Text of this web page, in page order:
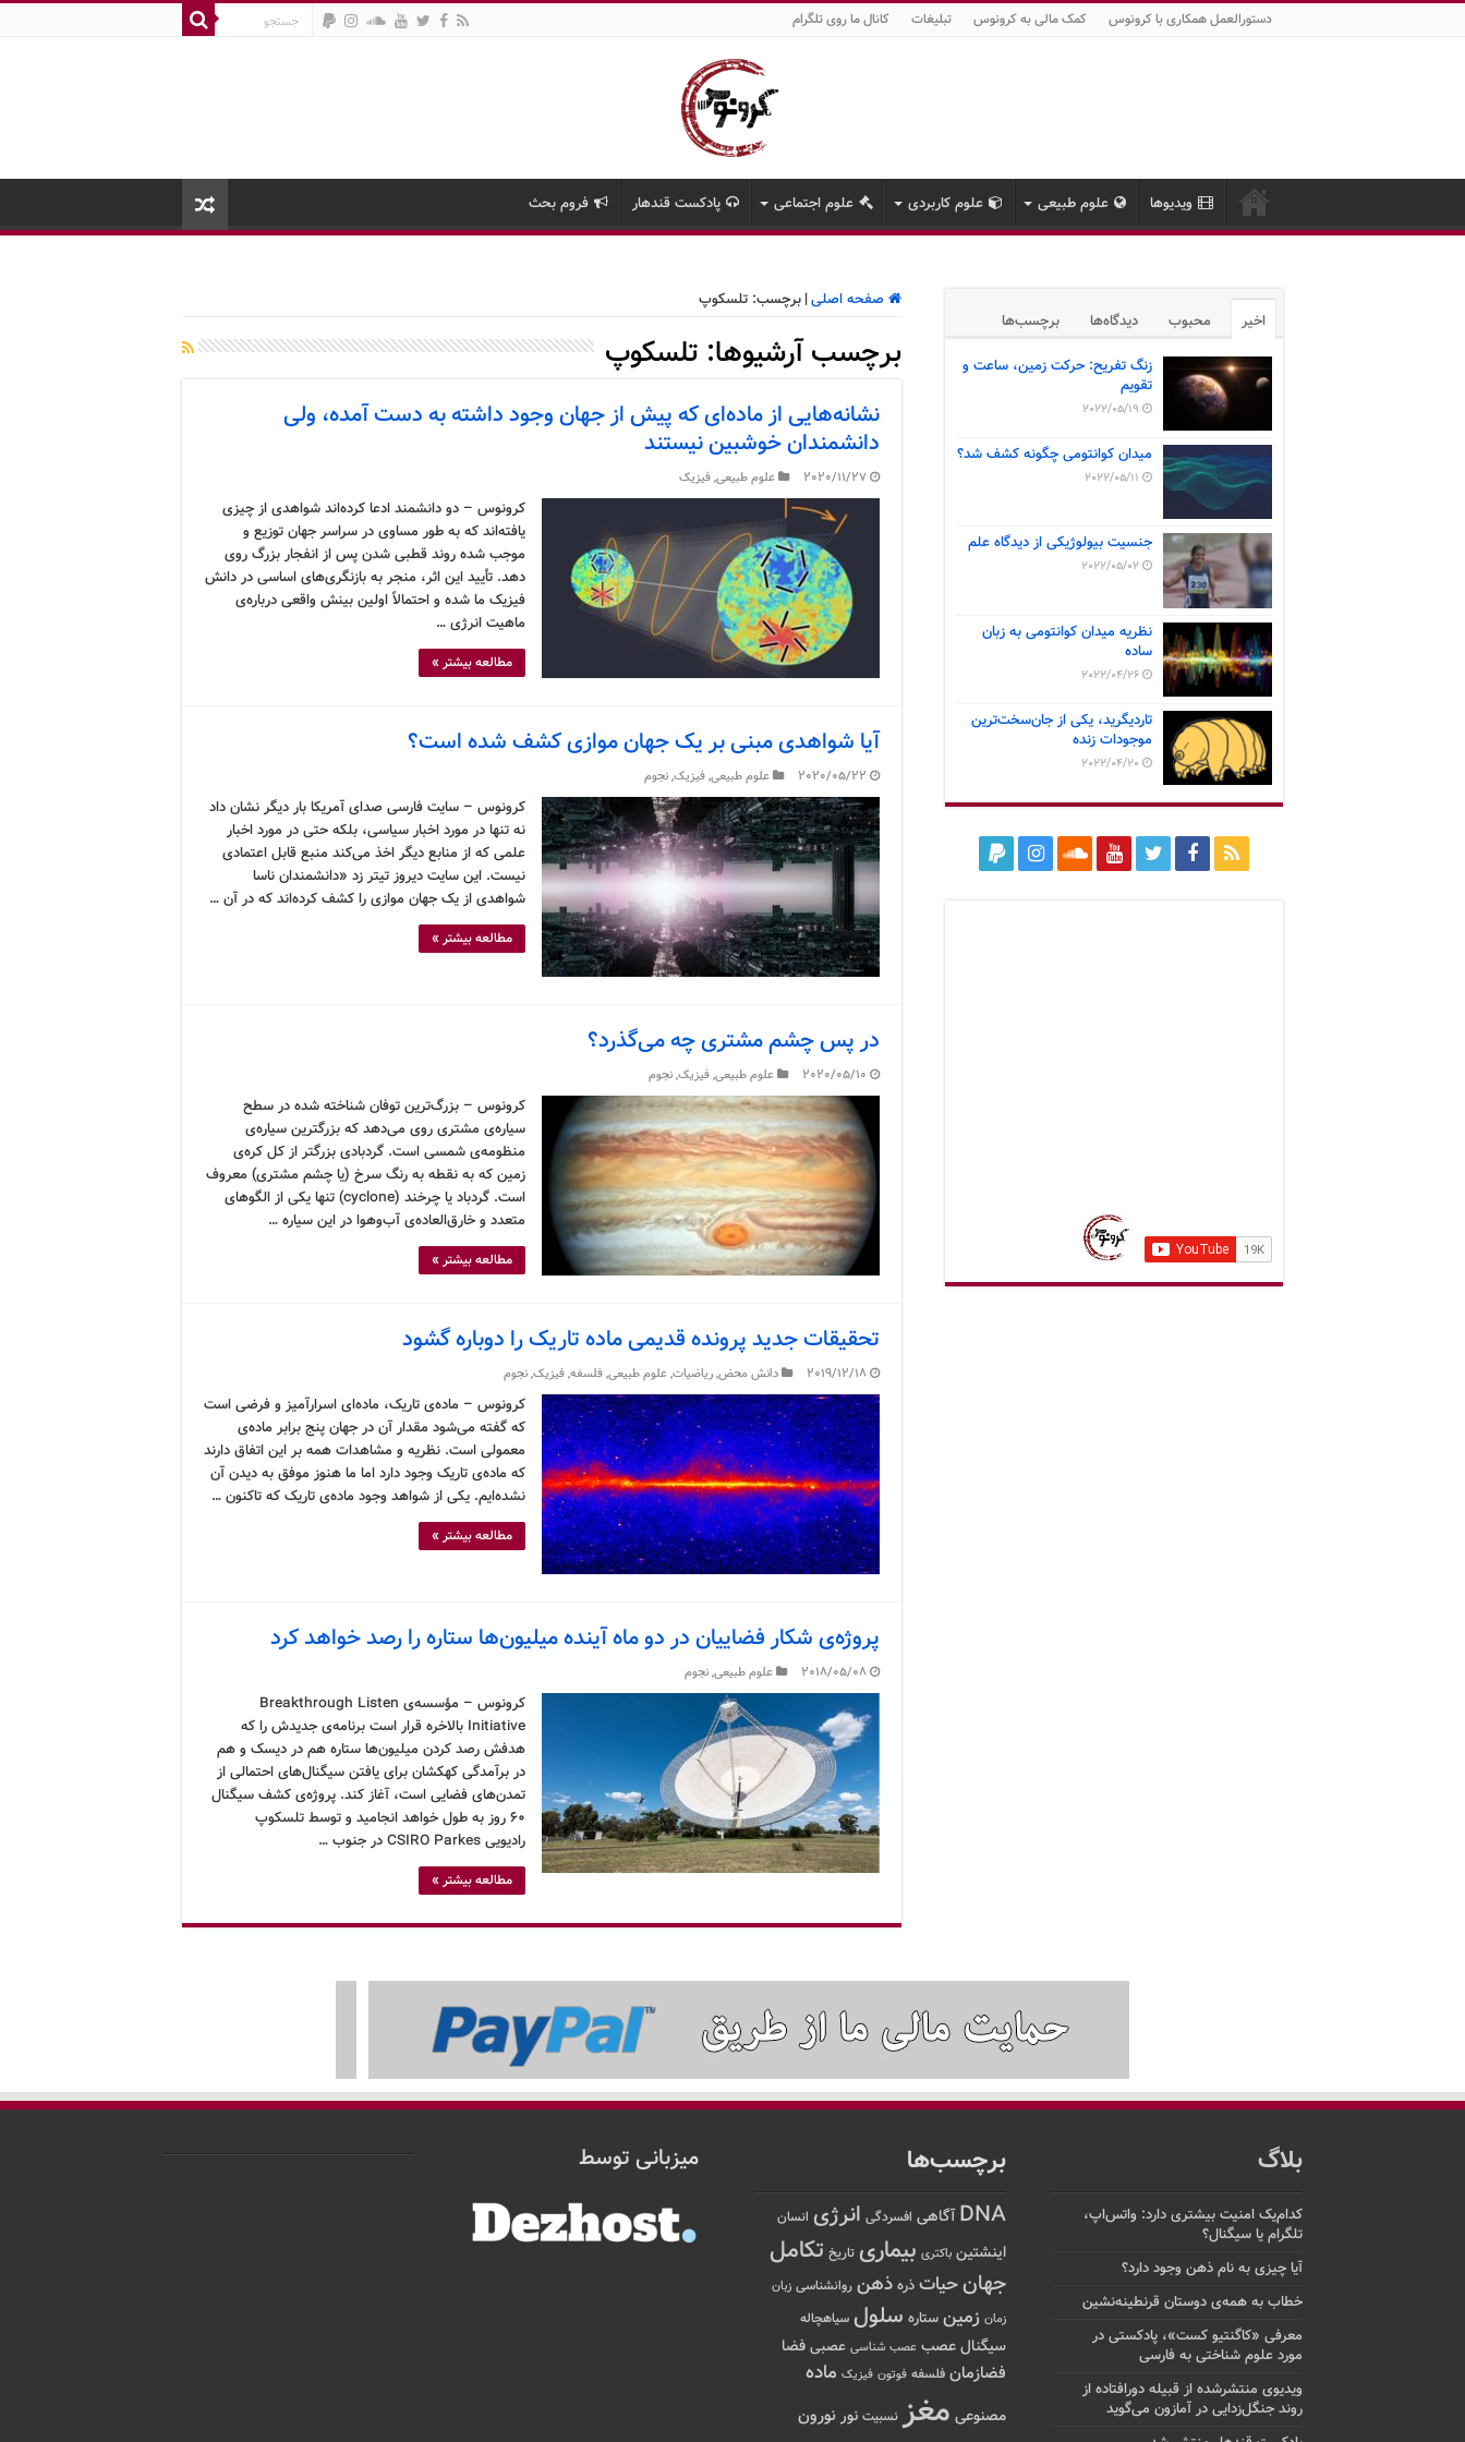
دستورالعمل همکاری با کرونوس کمک مالی به کرونوس تبلیغات کانال ما روی تلگرام
ویدیوها علوم طبیعی علوم کاربردی علوم اجتماعی پادکست قندهار فروم بحث
صفحه اصلی| برچسب: تلسکوپ
برچسب آرشیوها: تلسکوپ
نشانه‌هایی از ماده‌ای که پیش از جهان وجود داشته به دست آمده، ولی
دانشمندان خوشبین نیستند
2020/11/27 علوم طبیعی,فیزیک
کرونوس – دو دانشمند ادعا کرده‌اند شواهدی از چیزی
یافته‌اند که به طور مساوی در سراسر جهان توزیع و
موجب شده روند قطبی شدن پس از انفجار بزرگ روی
دهد. تأیید این اثر، منجر به بازنگری‌های اساسی در دانش
فیزیک ما شده و احتمالاً اولین بینش واقعی درباره‌ی
ماهیت انرژی …
مطالعه بیشتر »
آیا شواهدی مبنی بر یک جهان موازی کشف شده است؟
2020/05/22 علوم طبیعی,فیزیک,نجوم
کرونوس – سایت فارسی صدای آمریکا بار دیگر نشان داد
نه تنها در مورد اخبار سیاسی، بلکه حتی در مورد اخبار
علمی که از منابع دیگر اخذ می‌کند منبع قابل اعتمادی
نیست. این سایت دیروز تیتر زد «دانشمندان ناسا
شواهدی از یک جهان موازی را کشف کرده‌اند که در آن …
مطالعه بیشتر »
در پس چشم مشتری چه می‌گذرد؟
2020/05/10 علوم طبیعی,فیزیک,نجوم
کرونوس – بزرگ‌ترین توفان شناخته شده در سطح
سیاره‌ی مشتری روی می‌دهد که بزرگترین سیاره‌ی
منظومه‌ی شمسی است. گردبادی بزرگتر از کل کره‌ی
زمین که به نقطه به رنگ سرخ (یا چشم مشتری) معروف
است. گردباد یا چرخند (cyclone) تنها یکی از الگوهای
متعدد و خارق‌العاده‌ی آب‌وهوا در این سیاره …
مطالعه بیشتر »
تحقیقات جدید پرونده قدیمی ماده تاریک را دوباره گشود
2019/12/18 دانش محض,ریاضیات,علوم طبیعی,فلسفه,فیزیک,نجوم
کرونوس – ماده‌ی تاریک، ماده‌ای اسرارآمیز و فرضی است
که گفته می‌شود مقدار آن در جهان پنج برابر ماده‌ی
معمولی است. نظریه و مشاهدات همه بر این اتفاق دارند
که ماده‌ی تاریک وجود دارد اما ما هنوز موفق به دیدن آن
نشده‌ایم. یکی از شواهد وجود ماده‌ی تاریک که تاکنون …
مطالعه بیشتر »
پروژه‌ی شکار فضاییان در دو ماه آینده میلیون‌ها ستاره را رصد خواهد کرد
2018/05/08 علوم طبیعی,نجوم
کرونوس – مؤسسه‌ی Breakthrough Listen
Initiative بالاخره قرار است برنامه‌ی جدیدش را که
هدفش رصد کردن میلیون‌ها ستاره هم در دیسک و هم
در برآمدگی کهکشان برای یافتن سیگنال‌های احتمالی از
تمدن‌های فضایی است، آغاز کند. پروژه‌ی کشف سیگنال
۶۰ روز به طول خواهد انجامید و توسط تلسکوپ
رادیویی CSIRO Parkes در جنوب …
مطالعه بیشتر »
اخیر محبوب دیدگاه‌ها برچسب‌ها
زنگ تفریح: حرکت زمین، ساعت و
تقویم
2022/05/19
میدان کوانتومی چگونه کشف شد؟
2022/05/11
جنسیت بیولوژیکی از دیدگاه علم
2022/05/02
نظریه میدان کوانتومی به زبان
ساده
2022/04/26
تاردیگرید، یکی از جان‌سخت‌ترین
موجودات زنده
2022/04/20
بلاگ
کدام‌یک امنیت بیشتری دارد: واتس‌اپ،
تلگرام یا سیگنال؟
آیا چیزی به نام ذهن وجود دارد؟
خطاب به همه‌ی دوستان قرنطینه‌نشین
معرفی «کاگنتیو کست»، پادکستی در
مورد علوم شناختی به فارسی
ویدیوی منتشرشده از قبیله دورافتاده‌ از
روند جنگل‌زدایی در آمازون می‌گوید
برچسب‌ها
DNA آگاهی افسردگی انرژی انسان
اینشتین باکتری بیماری تاریخ تکامل
جهانحیات ذره ذهن روانشناسی زبان
زمان زمین ستاره سلول سیاهچاله
سیگنالعصب عصب شناسی عصبی فضا
فضازمان فلسفه فوتون فیزیک ماده
مصنوعی مغز نسبیت نور نورون
میزبانی توسط